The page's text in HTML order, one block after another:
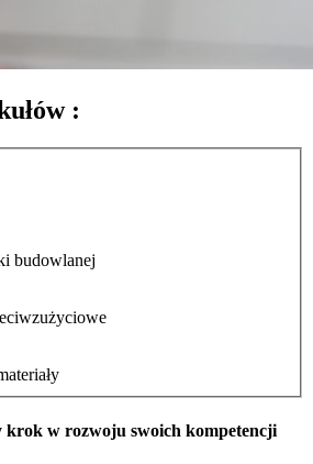
:
budowlanej
w rozwoju swoich kompetencji